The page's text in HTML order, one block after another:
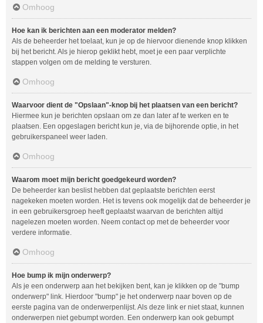
Omhoog
Hoe kan ik berichten aan een moderator melden?
Als de beheerder het toelaat, kun je op de hiervoor dienende knop klikken
bij het bericht. Als je hierop geklikt hebt, moet je een paar verplichte
stappen volgen om de melding te versturen.
Omhoog
Waarvoor dient de "Opslaan"-knop bij het plaatsen van een bericht?
Hiermee kun je berichten opslaan om ze dan later af te werken en te
plaatsen. Een opgeslagen bericht kun je, via de bijhorende optie, in het
gebruikerspaneel weer laden.
Omhoog
Waarom moet mijn bericht goedgekeurd worden?
De beheerder kan beslist hebben dat geplaatste berichten eerst
nagekeken moeten worden. Het is tevens ook mogelijk dat de beheerder je
in een gebruikersgroep heeft geplaatst waarvan de berichten altijd
nagelezen moeten worden. Neem contact op met de beheerder voor
verdere informatie.
Omhoog
Hoe bump ik mijn onderwerp?
Als je een onderwerp aan het bekijken bent, kan je klikken op de "bump
onderwerp" link. Hierdoor "bump" je het onderwerp naar boven op de
eerste pagina van de onderwerpenlijst. Als deze link er niet staat, kunnen
onderwerpen niet gebumpt worden. Een onderwerp kan ook gebumpt